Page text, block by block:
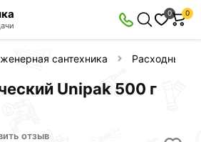
0 0
сантехника Расходные
Unipak 500 г
отзыв